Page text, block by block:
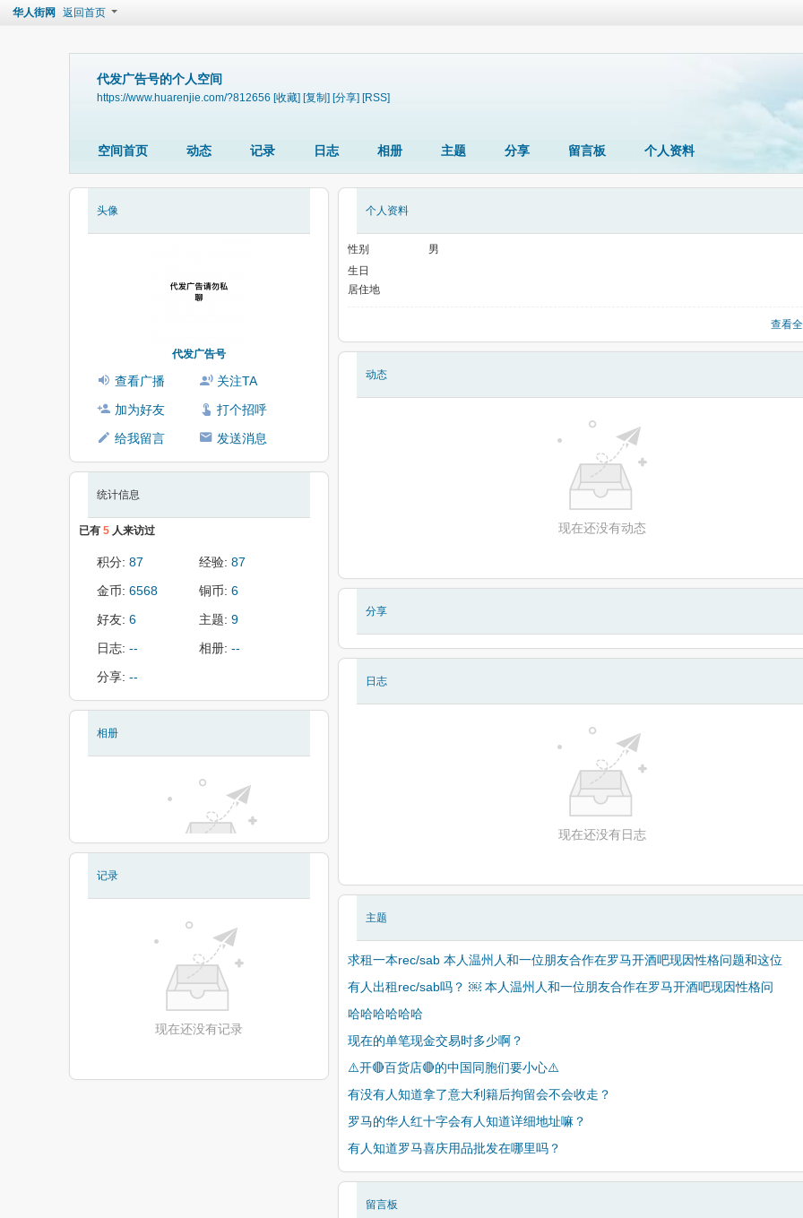
华人街网 返回首页
代发广告号的个人空间
https://www.huarenjie.com/?812656 [收藏] [复制] [分享] [RSS]
空间首页 动态 记录 日志 相册 主题 分享 留言板 个人资料
头像
代发广告号
查看广播
关注TA
加为好友
打个招呼
给我留言
发送消息
统计信息
已有 5 人来访过
积分: 87 经验: 87
金币: 6568 铜币: 6
好友: 6 主题: 9
日志: -- 相册: --
分享: --
相册
记录
现在还没有记录
个人资料
性别
男
生日
居住地
查看
动态
现在还没有动态
分享
日志
现在还没有日志
主题
求租一本rec/sab 本人温州人和一位朋友合作在罗马开酒吧现因性格问题和这位
有人出租rec/sab吗？ ￼ 本人温州人和一位朋友合作在罗马开酒吧现因性格问
哈哈哈哈哈哈
现在的单笔现金交易时多少啊？
⚠️开🔴百货店🔴的中国同胞们要小心⚠️
有没有人知道拿了意大利籍后拘留会不会收走？
罗马的华人红十字会有人知道详细地址嘛？
有人知道罗马喜庆用品批发在哪里吗？
留言板